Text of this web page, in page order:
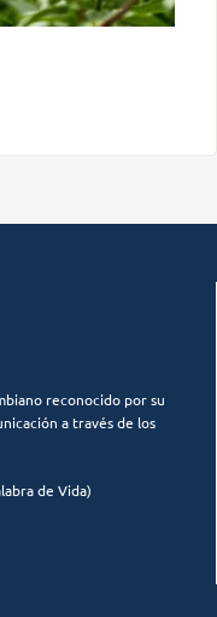
reconocido por su
a través de los
de Vida)